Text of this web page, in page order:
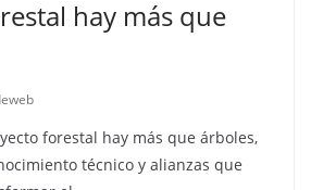
hay más que
forestal hay más que árboles,
técnico y alianzas que